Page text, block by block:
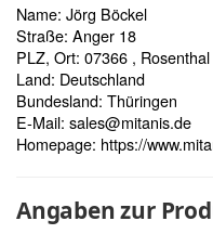
Name: Jörg Böckel
Straße: Anger 18
PLZ, Ort: 07366 , Rosenthal
Land: Deutschland
Bundesland: Thüringen
E-Mail: sales@mitanis.de
Homepage: https://
Angaben zur